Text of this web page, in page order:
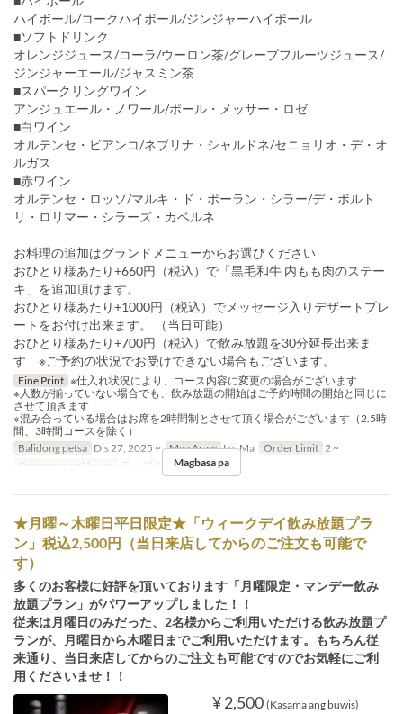
ハイボール/コークハイボール/ジンジャーハイボール
■ソフトドリンク
オレンジジュース/コーラ/ウーロン茶/グレープフルーツジュース/
ジンジャーエール/ジャスミン茶
■スパークリングワイン
アンジュエール・ノワール/ポール・メッサー・ロゼ
■白ワイン
オルテンセ・ビアンコ/ネブリナ・シャルドネ/セニョリオ・デ・オ
ルガス
■赤ワイン
オルテンセ・ロッソ/マルキ・ド・ポーラン・シラー/デ・ボルト
リ・ロリマー・シラーズ・カベルネ
お料理の追加はグランドメニューからお選びください
おひとり様あたり+660円（税込）で「黒毛和牛 内もも肉のステー
キ」を追加頂けます。
おひとり様あたり+1000円（税込）でメッセージ入りデザートプレ
ートをお付け出来ます。 （当日可能）
おひとり様あたり+700円（税込）で飲み放題を30分延長出来ま
す ※ご予約の状況でお受けできない場合もございます。
Fine Print ※仕入れ状況により、コース内容に変更の場合がございます
※人数が揃っていない場合でも、飲み放題の開始はご予約時間の開始と同じに
させて頂きます
※混み合っている場合はお席を2時間制とさせて頂く場合がございます（2.5時
間、3時間コースを除く）
Balidong petsa Dis 27, 2025 ~ Mga Araw Lu, Ma Order Limit 2 ~
Kategorya ng Upuan
テーブル, カウンター
Magbasa pa
★月曜～木曜日平日限定★「ウィークデイ飲み放題プラ
ン」税込2,500円（当日来店してからのご注文も可能で
す）
多くのお客様に好評を頂いております「月曜限定・マンデー飲み
放題プラン」がパワーアップしました！！
従来は月曜日のみだった、2名様からご利用いただける飲み放題プ
ランが、月曜日から木曜日までご利用いただけます。もちろん従
来通り、当日来店してからのご注文も可能ですのでお気軽にご利
用くださいませ！！
¥ 2,500 (Kasama ang buwis)